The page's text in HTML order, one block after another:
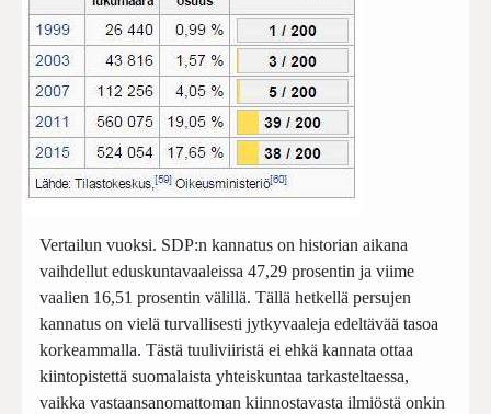
Vertailun vuoksi. SDP:n kannatus on historian aikana
vaihdellut eduskuntavaaleissa 47,29 prosentin ja viime
vaalien 16,51 prosentin välillä. Tällä hetkellä persujen
kannatus on vielä turvallisesti jytkyvaaleja edeltävää tasoa
korkeammalla. Tästä tuuliviiristä ei ehkä kannata ottaa
kiintopistettä suomalaista yhteiskuntaa tarkasteltaessa,
vaikka vastaansanomattoman kiinnostavasta ilmiöstä onkin